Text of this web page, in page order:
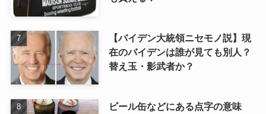
【バイデン大統領ニセモノ説】現
在のバイデンは誰が見ても別人？
替え玉・影武者か？
ビール缶などにある点字の意味